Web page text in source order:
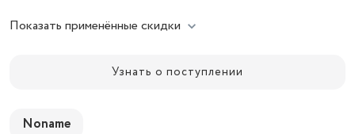
Показать применённые скидки
Узнать о поступлении
Noname